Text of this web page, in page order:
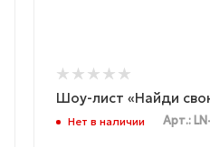
Шоу-лист «Найди
Нет в наличии Арт.: